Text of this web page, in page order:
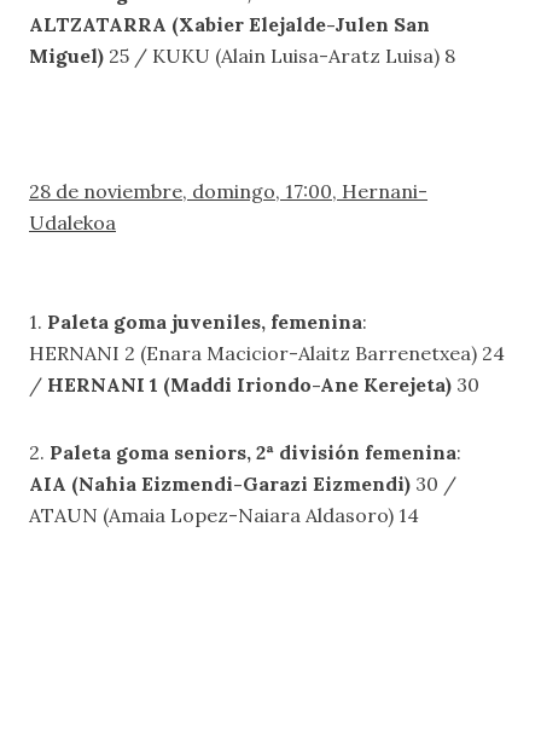
ALTZATARRA (Xabier Elejalde-Julen San
Miguel) 25 / KUKU (Alain Luisa-Aratz Luisa) 8
28 de noviembre, domingo, 17:00, Hernani-
Udalekoa
1. Paleta goma juveniles, femenina:
HERNANI 2 (Enara Macicior-Alaitz Barrenetxea) 24
/ HERNANI 1 (Maddi Iriondo-Ane Kerejeta) 30
2. Paleta goma seniors, 2ª división femenina:
AIA (Nahia Eizmendi-Garazi Eizmendi) 30 /
ATAUN (Amaia Lopez-Naiara Aldasoro) 14